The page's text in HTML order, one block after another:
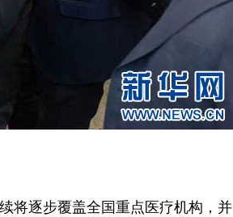
逐步覆盖全国重点医疗机构，并